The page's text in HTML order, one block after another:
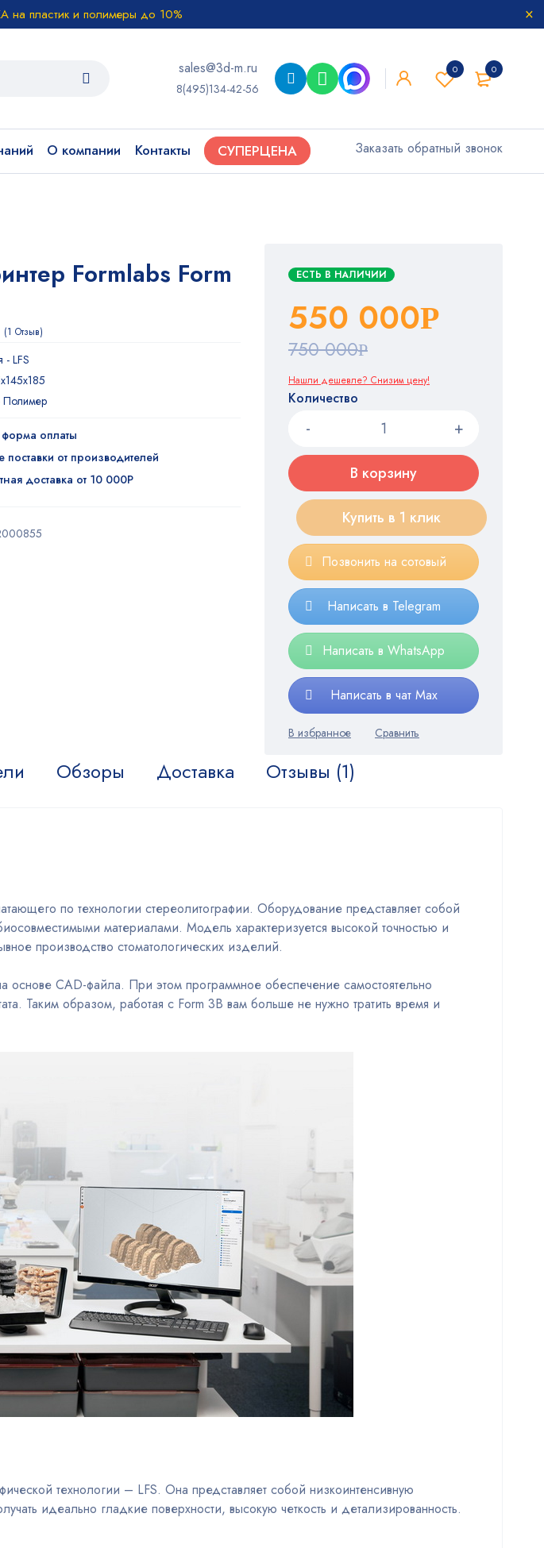
на пластик и полимеры до 10%
0
0
sales@3d-m.ru
8(495)134-42-56
О компании Контакты СУПЕРЦЕНА Заказать обратный звонок
Formlabs Form
1 Отзыв
- LFS
Полимер
ЕСТЬ В НАЛИЧИИ
750 000Р
550 000Р
Нашли дешевле? Снизим цену!
Количество
В корзину
Купить в 1 клик
Позвонить на сотовый
Написать в Telegram
Написать в WhatsApp
Написать в чат Max
оплаты
поставки от производителей
доставка от 10 000Р
Обзоры Доставка Отзывы (1)
по технологии стереолитографии. Оборудование представляет собой
материалами. Модель характеризуется высокой точностью и
производство стоматологических изделий.
основе CAD-файла. При этом программное обеспечение самостоятельно
Таким образом, работая с Form 3B вам больше не нужно тратить время и
технологии – LFS. Она представляет собой низкоинтенсивную
идеально гладкие поверхности, высокую четкость и детализированность.